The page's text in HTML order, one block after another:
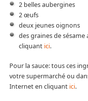
2 belles aubergines
2 œufs
deux jeunes oignons
des graines de
cliquant ici.
Pour la sauce: tous ces
votre supermarché ou
Internet en cliquant ici.